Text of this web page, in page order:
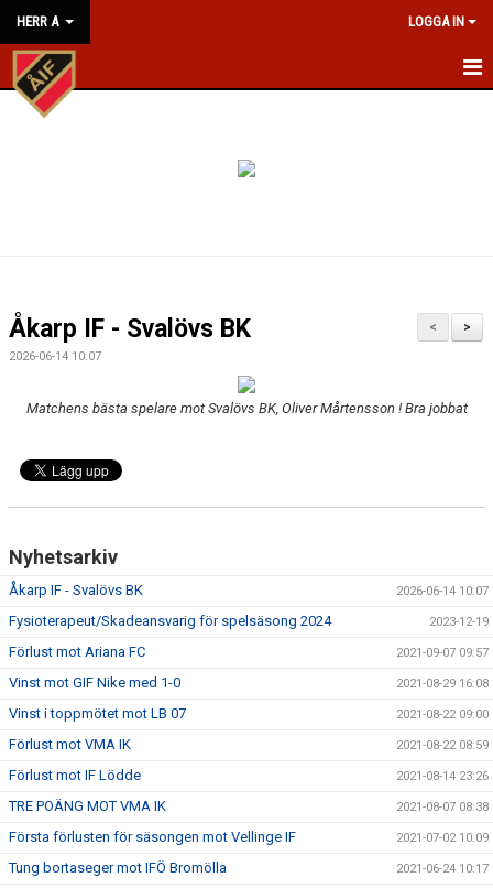
HERR A LOGGA IN
HEM
BILDGALLERI
>
<
Åkarp IF - Svalövs BK
2026-06-14 10:07
Matchens bästa spelare mot Svalövs BK, Oliver Mårtensson ! Bra jobbat
Nyhetsarkiv
Åkarp IF - Svalövs BK 2026-06-14 10:07
Fysioterapeut/Skadeansvarig för spelsäsong 2024 2023-12-19
Förlust mot Ariana FC 2021-09-07 09:57
Vinst mot GIF Nike med 1-0 2021-08-29 16:08
Vinst i toppmötet mot LB 07 2021-08-22 09:00
Förlust mot VMA IK 2021-08-22 08:59
Förlust mot IF Lödde 2021-08-14 23:26
TRE POÄNG MOT VMA IK 2021-08-07 08:38
Första förlusten för säsongen mot Vellinge IF 2021-07-02 10:09
Tung bortaseger mot IFÖ Bromölla 2021-06-24 10:17